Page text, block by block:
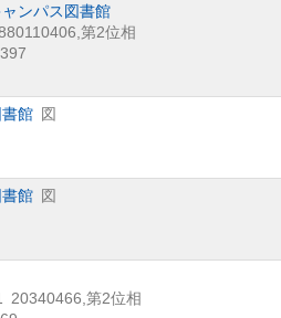
ンパス図書館
第2位相
館 図
館 図
20340466 第2位相